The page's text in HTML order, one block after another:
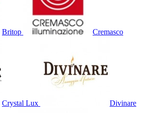
Britop Cremasco
Crystal Lux Divinare